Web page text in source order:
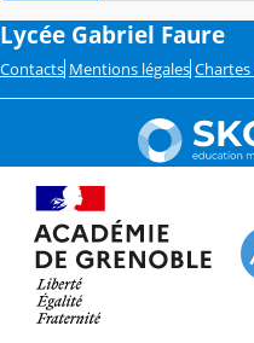
Lycée Gabriel Faure
Contacts Mentions légales